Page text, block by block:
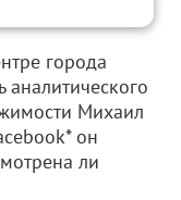
города
Михаил
он
ли